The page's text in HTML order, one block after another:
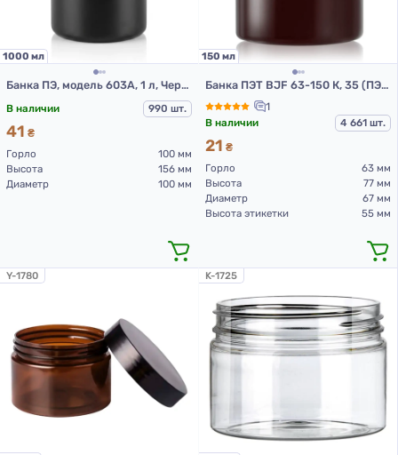
1000 мл
Банка ПЭ, модель 603А, 1 л, Черный
В наличии 990 шт.
41 ₴
Горло
100 мм
Высота
156 мм
Диаметр
100 мм
150 мл
Банка ПЭТ BJF 63-150 К, 35 (ПЭТ банки 150 мл)
1
В наличии
4 661 шт.
21 ₴
Горло
63 мм
Высота
77 мм
Диаметр
67 мм
Высота этикетки
55 мм
Y-1780 K-1725